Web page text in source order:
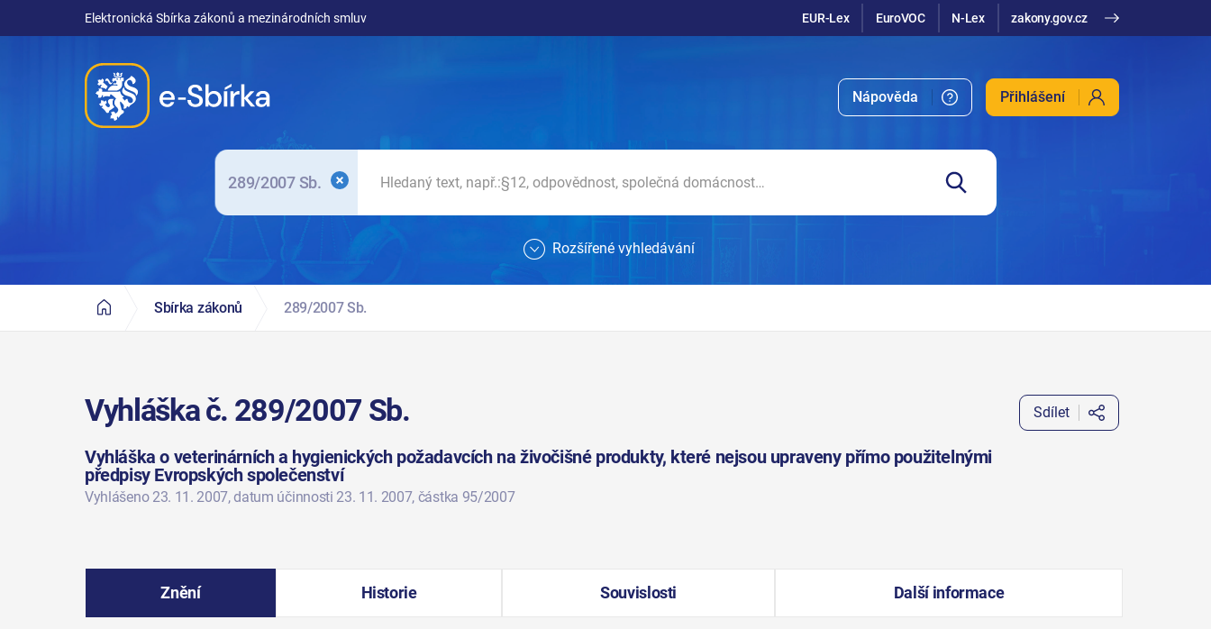
Elektronická Sbírka zákonů a mezinárodních smluv EUR-Lex EuroVOC N-Lex zakony.gov.cz
Nápověda Přihlášení
289/2007 Sb.
Rozšířené vyhledávání
Sbírka zákonů 289/2007 Sb.
Vyhláška č. 289/2007 Sb.
Vyhláška o veterinárních a hygienických požadavcích na živočišné produkty, které nejsou upraveny přímo použitelnými
předpisy Evropských společenství
Vyhlášeno 23. 11. 2007, datum účinnosti 23. 11. 2007, částka 95/2007
Sdílet
Znění Historie Souvislosti Další informace